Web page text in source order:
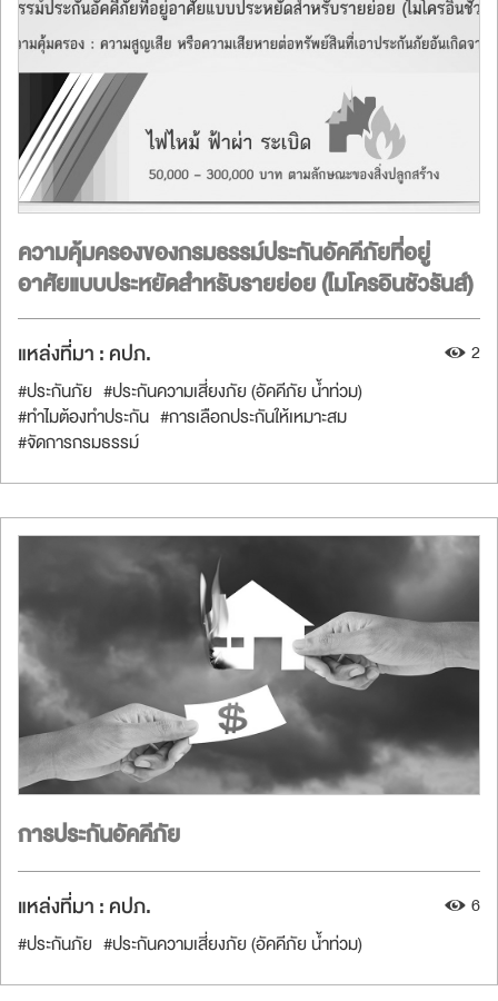
ความคุ้มครองของกรมธรรม์ประกันอัคคีภัยที่อยู่
อาศัยแบบประหยัดสำหรับรายย่อย (ไมโครอินชัวรันส์)
แหล่งที่มา : คปภ.
#ประกันภัย #ประกันความเสี่ยงภัย (อัคคีภัย น้ำท่วม)
#ทำไมต้องทำประกัน #การเลือกประกันให้เหมาะสม
#จัดการกรมธรรม์
2
การประกันอัคคีภัย
แหล่งที่มา : คปภ.
#ประกันภัย #ประกันความเสี่ยงภัย (อัคคีภัย น้ำท่วม)
6